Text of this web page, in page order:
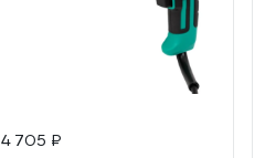
4 705 ₽